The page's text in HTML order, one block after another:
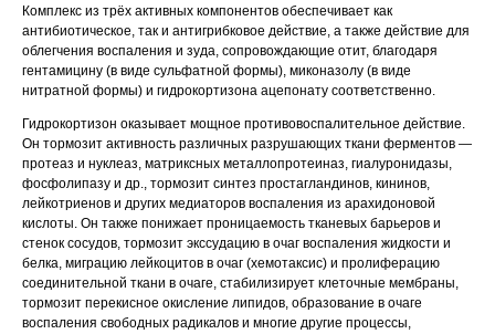
Комплекс из трёх активных компонентов обеспечивает как
антибиотическое, так и антигрибковое действие, а также действие для
облегчения воспаления и зуда, сопровождающие отит, благодаря
гентамицину (в виде сульфатной формы), миконазолу (в виде
нитратной формы) и гидрокортизона ацепонату соответственно.
Гидрокортизон оказывает мощное противовоспалительное действие.
Он тормозит активность различных разрушающих ткани ферментов —
протеаз и нуклеаз, матриксных металлопротеиназ, гиалуронидазы,
фосфолипазу и др., тормозит синтез простагландинов, кининов,
лейкотриенов и других медиаторов воспаления из арахидоновой
кислоты. Он также понижает проницаемость тканевых барьеров и
стенок сосудов, тормозит экссудацию в очаг воспаления жидкости и
белка, миграцию лейкоцитов в очаг (хемотаксис) и пролиферацию
соединительной ткани в очаге, стабилизирует клеточные мембраны,
тормозит перекисное окисление липидов, образование в очаге
воспаления свободных радикалов и многие другие процессы,